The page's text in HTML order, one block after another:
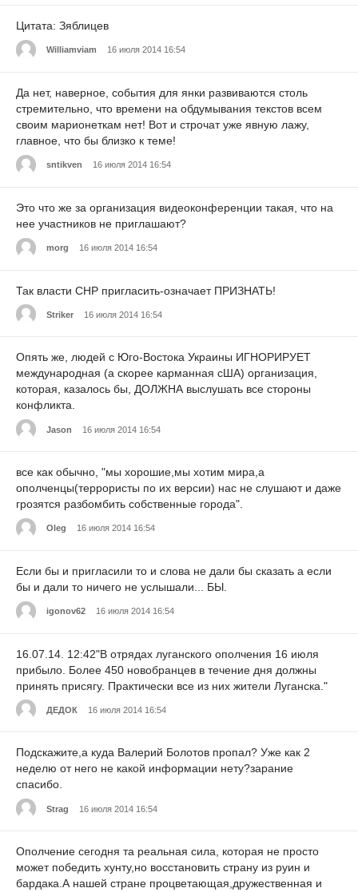
Цитата: Зяблицев
Williamviam 16 июля 2014 16:54
Да нет, наверное, события для янки развиваются столь
стремительно, что времени на обдумывания текстов всем
своим марионеткам нет! Вот и строчат уже явную лажу,
главное, что бы близко к теме!
sntikven 16 июля 2014 16:54
Это что же за организация видеоконференции такая, что на
нее участников не приглашают?
morg 16 июля 2014 16:54
Так власти СНР пригласить-означает ПРИЗНАТЬ!
Striker 16 июля 2014 16:54
Опять же, людей с Юго-Востока Украины ИГНОРИРУЕТ
международная (а скорее карманная сША) организация,
которая, казалось бы, ДОЛЖНА выслушать все стороны
конфликта.
Jason 16 июля 2014 16:54
все как обычно, "мы хорошие,мы хотим мира,а
ополченцы(террористы по их версии) нас не слушают и даже
грозятся разбомбить собственные города".
Oleg 16 июля 2014 16:54
Если бы и пригласили то и слова не дали бы сказать а если
бы и дали то ничего не услышали... БЫ.
igonov62 16 июля 2014 16:54
16.07.14. 12:42"В отрядах луганского ополчения 16 июля
прибыло. Более 450 новобранцев в течение дня должны
принять присягу. Практически все из них жители Луганска."
ДЕДОК 16 июля 2014 16:54
Подскажите,а куда Валерий Болотов пропал? Уже как 2
неделю от него не какой информации нету?зарание
спасибо.
Strag 16 июля 2014 16:54
Ополчение сегодня та реальная сила, которая не просто
может победить хунту,но восстановить страну из руин и
бардака.А нашей стране процветающая,дружественная и